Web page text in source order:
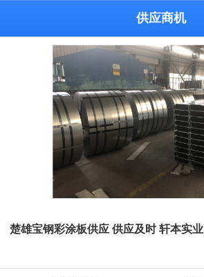
供应商机
楚雄宝钢彩涂板供应 供应及时 轩本实业